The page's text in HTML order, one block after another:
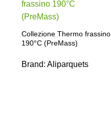
Collezione Thermo frassino
190°C (PreMass)
Brand: Aliparquets